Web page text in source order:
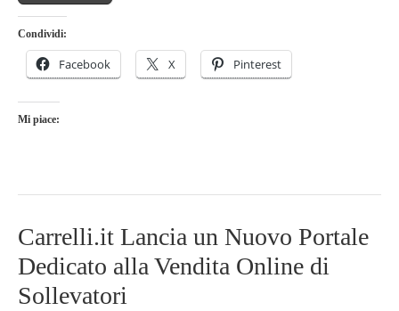
Condividi:
Facebook X Pinterest
Mi piace:
Carrelli.it Lancia un Nuovo Portale
Dedicato alla Vendita Online di
Sollevatori